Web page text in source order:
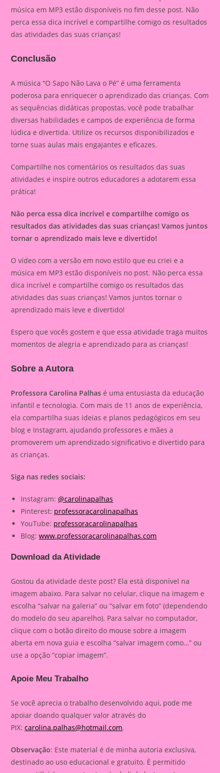
música em MP3 estão disponíveis no fim desse post. Não
perca essa dica incrível e compartilhe comigo os resultados
das atividades das suas crianças!
Conclusão
A música “O Sapo Não Lava o Pé” é uma ferramenta
poderosa para enriquecer o aprendizado das crianças. Com
as sequências didáticas propostas, você pode trabalhar
diversas habilidades e campos de experiência de forma
lúdica e divertida. Utilize os recursos disponibilizados e
torne suas aulas mais engajantes e eficazes.
Compartilhe nos comentários os resultados das suas
atividades e inspire outros educadores a adotarem essa
prática!
Não perca essa dica incrível e compartilhe comigo os
resultados das atividades das suas crianças! Vamos juntos
tornar o aprendizado mais leve e divertido!
O vídeo com a versão em novo estilo que eu criei e a
música em MP3 estão disponíveis no post. Não perca essa
dica incrível e compartilhe comigo os resultados das
atividades das suas crianças! Vamos juntos tornar o
aprendizado mais leve e divertido!
Espero que vocês gostem e que essa atividade traga muitos
momentos de alegria e aprendizado para as crianças!
Sobre a Autora
Professora Carolina Palhas é uma entusiasta da educação
infantil e tecnologia. Com mais de 11 anos de experiência,
ela compartilha suas ideias e planos pedagógicos em seu
blog e Instagram, ajudando professores e mães a
promoverem um aprendizado significativo e divertido para
as crianças.
Siga nas redes sociais:
Instagram:@carolinapalhas
Pinterest: professoracarolinapalhas
YouTube: professoracarolinapalhas
Blog:www.professoracarolinapalhas.com
Download da Atividade
Gostou da atividade deste post? Ela está disponível na
imagem abaixo. Para salvar no celular, clique na imagem e
escolha “salvar na galeria” ou “salvar em foto” (dependendo
do modelo do seu aparelho). Para salvar no computador,
clique com o botão direito do mouse sobre a imagem
aberta em nova guia e escolha “salvar imagem como…” ou
use a opção “copiar imagem”.
Apoie Meu Trabalho
Se você aprecia o trabalho desenvolvido aqui, pode me
apoiar doando qualquer valor através do
PIX:carolina.palhas@hotmail.com.
Observação: Este material é de minha autoria exclusiva,
destinado ao uso educacional e gratuito. É permitido